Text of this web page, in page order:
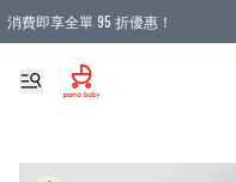
消費即享全單 95 折優惠！
購物滿 HKD 900.00即享免運費優